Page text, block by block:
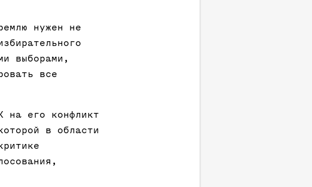
нужен не
выборами,
все
на его конфликт
в области